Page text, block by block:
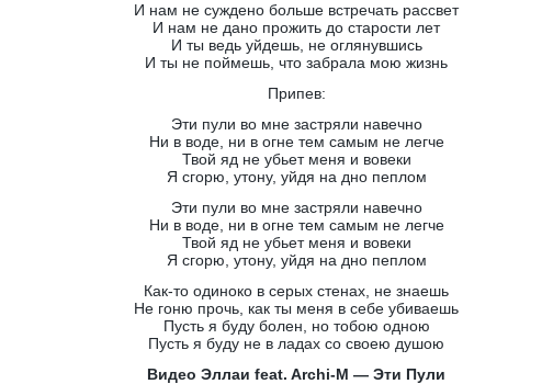
И нам не суждено больше встречать рассвет
И нам не дано прожить до старости лет
И ты ведь уйдешь, не оглянувшись
И ты не поймешь, что забрала мою жизнь
Припев:
Эти пули во мне застряли навечно
Ни в воде, ни в огне тем самым не легче
Твой яд не убьет меня и вовеки
Я сгорю, утону, уйдя на дно пеплом
Эти пули во мне застряли навечно
Ни в воде, ни в огне тем самым не легче
Твой яд не убьет меня и вовеки
Я сгорю, утону, уйдя на дно пеплом
Как-то одиноко в серых стенах, не знаешь
Не гоню прочь, как ты меня в себе убиваешь
Пусть я буду болен, но тобою одною
Пусть я буду не в ладах со своею душою
Видео Эллаи feat. Archi-M — Эти Пули